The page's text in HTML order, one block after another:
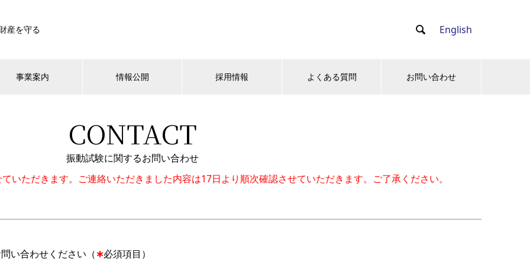
産を守る  English
事業案内 情報公開 採用情報 よくある質問 お問い合わせ
CONTACT
振動試験に関するお問い合わせ
いただきます。ご連絡いただきました内容は17日より順次確認させていただきます。ご了承ください。
い合わせください（∗必須項目）